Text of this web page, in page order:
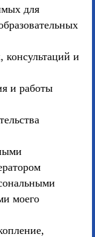
для
консультаций и
и работы
моего